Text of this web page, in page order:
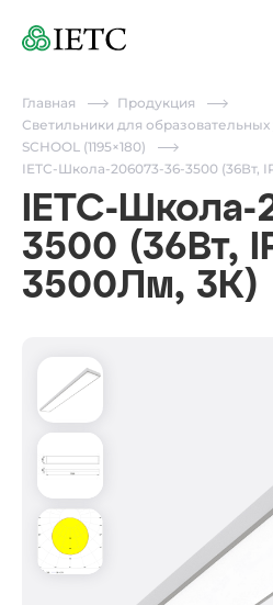
Главная
Продукция
Светильники для
SCHOOL (1195×180)
IETC-Школа-206073-36-3500 (36Вт,
IETC-Школа-
3500 (36Вт,
3500Лм, 3К)